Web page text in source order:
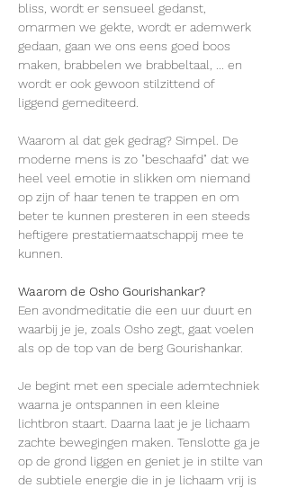
bliss, wordt er sensueel gedanst,
omarmen we gekte, wordt er ademwerk
gedaan, gaan we ons eens goed boos
maken, brabbelen we brabbeltaal, ... en
wordt er ook gewoon stilzittend of
liggend gemediteerd.
Waarom al dat gek gedrag? Simpel. De
moderne mens is zo "beschaafd" dat we
heel veel emotie in slikken om niemand
op zijn of haar tenen te trappen en om
beter te kunnen presteren in een steeds
heftigere prestatiemaatschappij mee te
kunnen.
Waarom de Osho Gourishankar?
Een avondmeditatie die een uur duurt en
waarbij je je, zoals Osho zegt, gaat voelen
als op de top van de berg Gourishankar.
Je begint met een speciale ademtechniek
waarna je ontspannen in een kleine
lichtbron staart. Daarna laat je je lichaam
zachte bewegingen maken. Tenslotte ga je
op de grond liggen en geniet je in stilte van
de subtiele energie die in je lichaam vrij is